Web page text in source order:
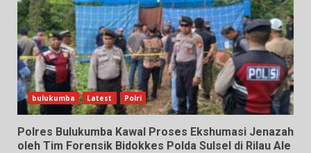
bulukumba Latest Polri
Polres Bulukumba Kawal Proses Ekshumasi Jenazah
oleh Tim Forensik Bidokkes Polda Sulsel di Rilau Ale